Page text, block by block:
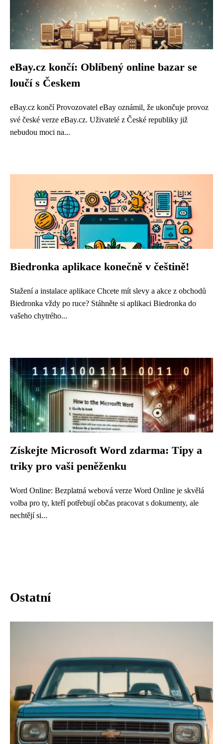
eBay.cz končí: Oblíbený online bazar se
loučí s Českem
eBay.cz končí Provozovatel eBay oznámil, že ukončuje provoz
své české verze eBay.cz. Uživatelé z České republiky již
nebudou moci na...
Biedronka aplikace konečně v češtině!
Stažení a instalace aplikace Chcete mít slevy a akce z obchodů
Biedronka vždy po ruce? Stáhněte si aplikaci Biedronka do
vašeho chytrého...
Získejte Microsoft Word zdarma: Tipy a
triky pro vaši peněženku
Word Online: Bezplatná webová verze Word Online je skvělá
volba pro ty, kteří potřebují občas pracovat s dokumenty, ale
nechtějí si...
Ostatní